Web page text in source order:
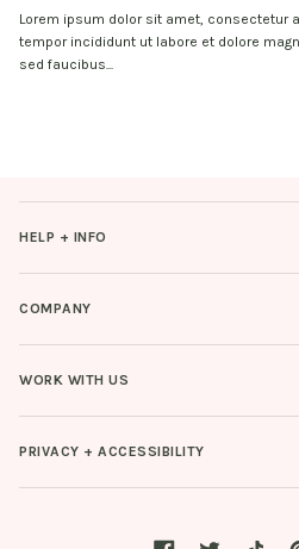
Lorem ipsum dolor sit amet, consectetur
tempor incididunt ut labore et dolore
sed faucibus...
HELP + INFO
COMPANY
WORK WITH US
PRIVACY + ACCESSIBILITY
FacebookTwitter